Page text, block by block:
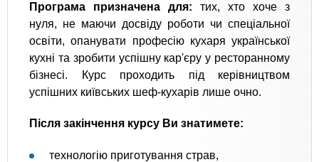
Програма призначена для: тих, хто хоче з
нуля, не маючи досвіду роботи чи спеціальної
освіти, опанувати професію кухаря української
кухні та зробити успішну кар'єру у ресторанному
бізнесі. Курс проходить під керівництвом
успішних київських шеф-кухарів лише очно.
Після закінчення курсу Ви знатимете:
технологію приготування страв,